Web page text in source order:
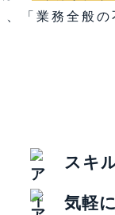
、「業務全般
スキ
気軽